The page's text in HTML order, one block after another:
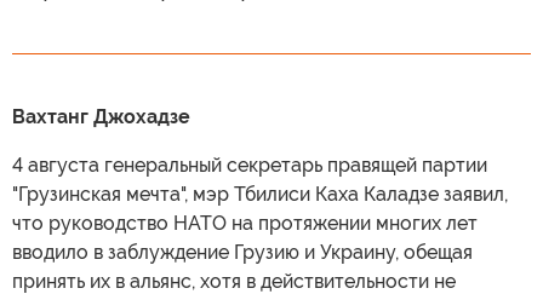
Вахтанг Джохадзе
4 августа генеральный секретарь правящей партии
"Грузинская мечта", мэр Тбилиси Каха Каладзе заявил,
что руководство НАТО на протяжении многих лет
вводило в заблуждение Грузию и Украину, обещая
принять их в альянс, хотя в действительности не